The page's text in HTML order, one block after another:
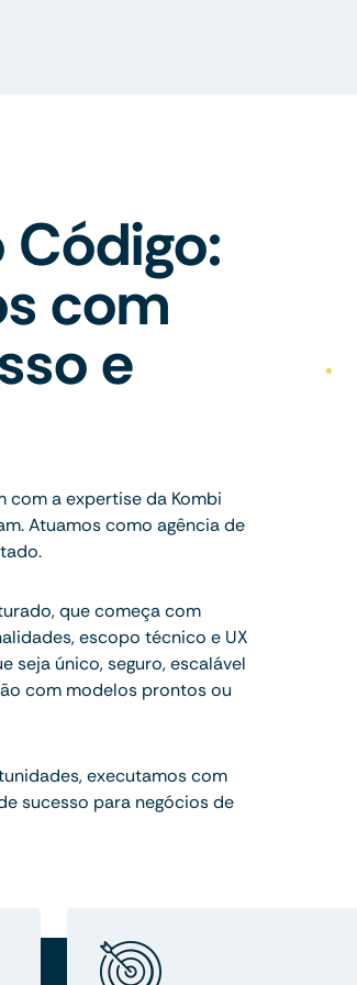
com
e
com a expertise da Kombi
Atuamos como agência de
que começa com
escopo técnico e UX
seja único, seguro, escalável
com modelos prontos ou
executamos com
sucesso para negócios de